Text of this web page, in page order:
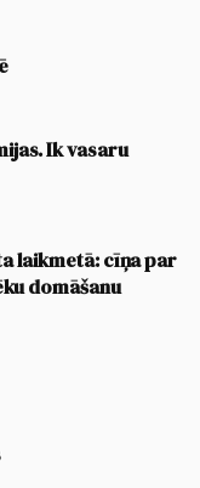
Ik vasaru
laikmetā: cīņa par
domāšanu